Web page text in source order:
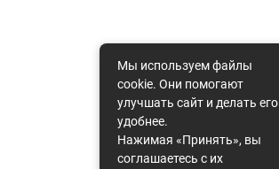
Мы используем файлы
cookie. Они помогают
улучшать сайт и делать его
удобнее.
Нажимая «Принять», вы
соглашаетесь с их